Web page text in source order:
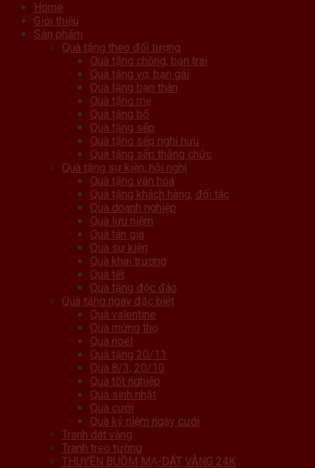
Home
Giới thiệu
Sản phẩm
Quà tặng theo đối tượng
Quà tặng chồng, bạn trai
Quà tặng vợ, bạn gái
Quà tặng bạn thân
Quà tặng mẹ
Quà tặng bố
Quà tặng sếp
Quà tặng sếp nghỉ hưu
Quà tặng sếp thăng chức
Quà tặng sự kiện, hội nghị
Quà tặng văn hóa
Quà tặng khách hàng, đối tác
Quà doanh nghiệp
Quà lưu niệm
Quà tân gia
Quà sự kiện
Quà khai trương
Quà tết
Quà tặng độc đáo
Quà tặng ngày đặc biệt
Quà valentine
Quà mừng thọ
Quà noel
Quà tặng 20/11
Quà 8/3, 20/10
Quà tốt nghiệp
Quà sinh nhật
Quà cưới
Quà kỷ niệm ngày cưới
Tranh dát vàng
Tranh treo tường
THUYỀN BUỒM MẠ-DÁT VÀNG 24K